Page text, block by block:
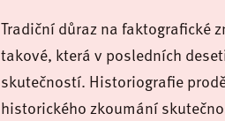
Tradiční důraz na faktografické
takové, která v posledních
skutečností. Historiografie
historického zkoumání